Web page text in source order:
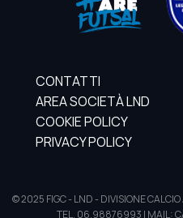
CONTATTI
AREA SOCIETÀ LND
COOKIE POLICY
PRIVACY POLICY
© 2025 FIGC - LND - DIVISIONE
TEL. 06.98876993 | MAIL: